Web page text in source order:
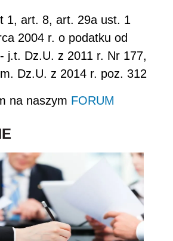
1, art. 8, art. 29a ust. 1
2004 r. o podatku od
j.t. Dz.U. z 2011 r. Nr 177,
Dz.U. z 2014 r. poz. 312
na naszym FORUM